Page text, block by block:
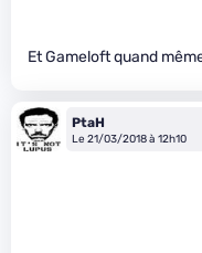
Et Gameloft quand
PtaH
Le 21/03/2018 à 12h10